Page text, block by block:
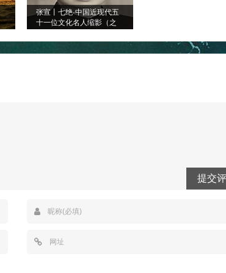
张宣丨七绝·中国近现代五
十一位文化名人缩影（之
提交